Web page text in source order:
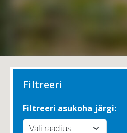
Filtreeri
Filtreeri asukoha järgi: